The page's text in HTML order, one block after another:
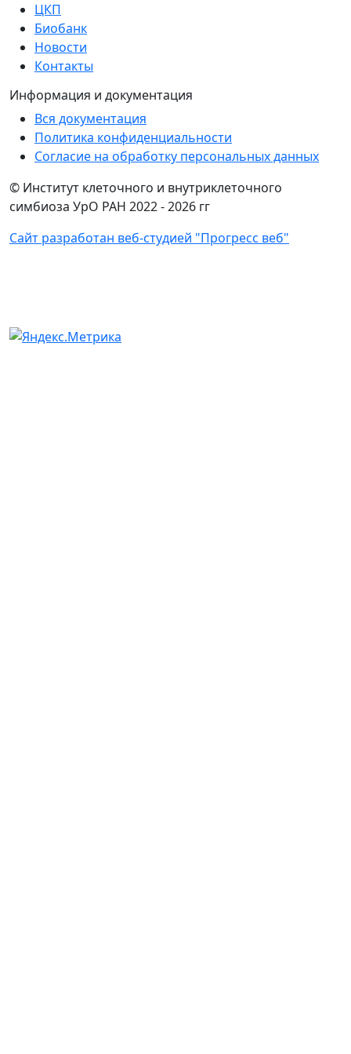
ЦКП
Биобанк
Новости
Контакты
Информация и документация
Вся документация
Политика конфиденциальности
Согласие на обработку персональных данных
© Институт клеточного и внутриклеточного
симбиоза УрО РАН 2022 -2026 гг
Сайт разработан веб-студией "Прогресс веб"